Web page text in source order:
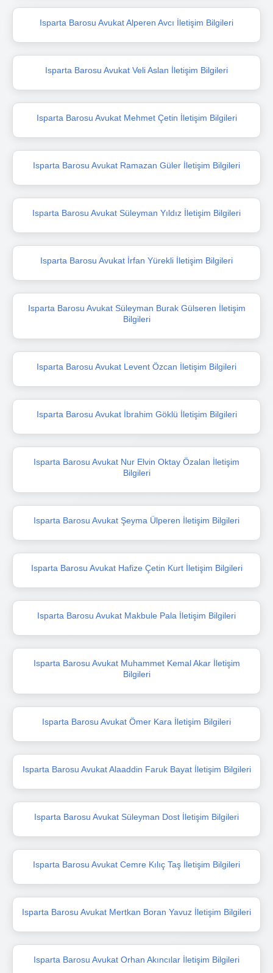
Isparta Barosu Avukat Alperen Avcı İletişim Bilgileri
Isparta Barosu Avukat Veli Aslan İletişim Bilgileri
Isparta Barosu Avukat Mehmet Çetin İletişim Bilgileri
Isparta Barosu Avukat Ramazan Güler İletişim Bilgileri
Isparta Barosu Avukat Süleyman Yıldız İletişim Bilgileri
Isparta Barosu Avukat İrfan Yürekli İletişim Bilgileri
Isparta Barosu Avukat Süleyman Burak Gülseren İletişim
Bilgileri
Isparta Barosu Avukat Levent Özcan İletişim Bilgileri
Isparta Barosu Avukat İbrahim Göklü İletişim Bilgileri
Isparta Barosu Avukat Nur Elvin Oktay Özalan İletişim
Bilgileri
Isparta Barosu Avukat Şeyma Ülperen İletişim Bilgileri
Isparta Barosu Avukat Hafize Çetin Kurt İletişim Bilgileri
Isparta Barosu Avukat Makbule Pala İletişim Bilgileri
Isparta Barosu Avukat Muhammet Kemal Akar İletişim
Bilgileri
Isparta Barosu Avukat Ömer Kara İletişim Bilgileri
Isparta Barosu Avukat Alaaddin Faruk Bayat İletişim Bilgileri
Isparta Barosu Avukat Süleyman Dost İletişim Bilgileri
Isparta Barosu Avukat Cemre Kılıç Taş İletişim Bilgileri
Isparta Barosu Avukat Mertkan Boran Yavuz İletişim Bilgileri
Isparta Barosu Avukat Orhan Akıncılar İletişim Bilgileri